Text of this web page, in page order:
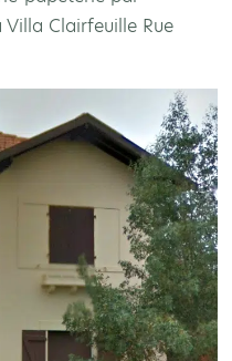
Clairfeuille Rue